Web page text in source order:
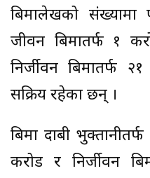
बिमालेखको संख्यामा
जीवन बिमातर्फ १
निर्जीवन बिमातर्फ
सक्रिय रहेका छन् ।
बिमा दाबी
करोड र निर्जीवन